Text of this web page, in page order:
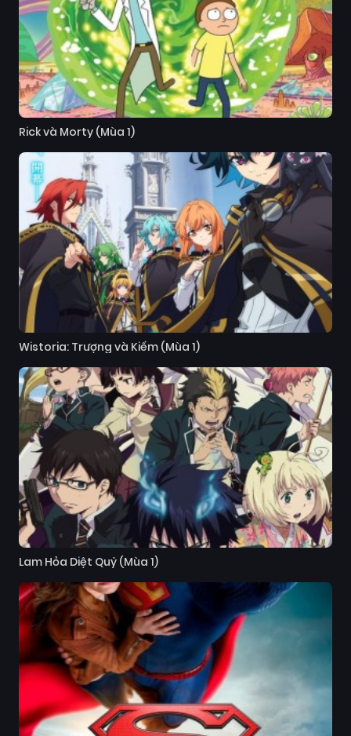
Rick và Morty (Mùa 1)
Wistoria: Trượng và Kiếm (Mùa 1)
Lam Hỏa Diệt Quỷ (Mùa 1)